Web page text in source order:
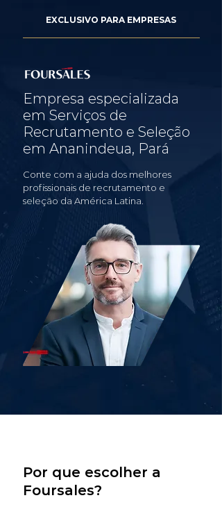
EXCLUSIVO PARA EMPRESAS
Empresa especializada
em Serviços de
Recrutamento e Seleção
em Ananindeua, Pará
Conte com a ajuda dos melhores
profissionais de recrutamento e
seleção da América Latina.
Por que escolher a
Foursales?